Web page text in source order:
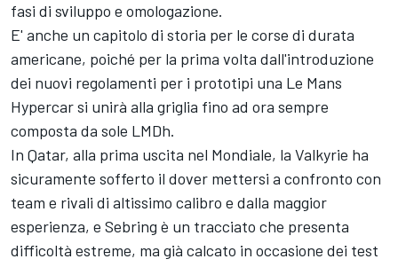
fasi di sviluppo e omologazione.
E' anche un capitolo di storia per le corse di durata
americane, poiché per la prima volta dall'introduzione
dei nuovi regolamenti per i prototipi una Le Mans
Hypercar si unirà alla griglia fino ad ora sempre
composta da sole LMDh.
In Qatar, alla prima uscita nel Mondiale, la Valkyrie ha
sicuramente sofferto il dover mettersi a confronto con
team e rivali di altissimo calibro e dalla maggior
esperienza, e Sebring è un tracciato che presenta
difficoltà estreme, ma già calcato in occasione dei test